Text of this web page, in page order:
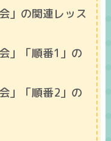
」の関連レッス
」「順番1」の
」「順番2」の